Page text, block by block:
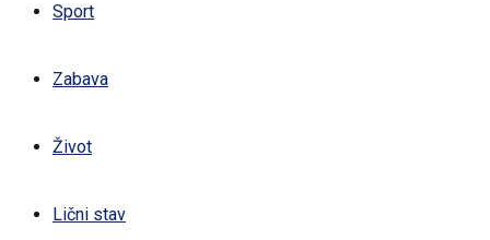
Sport
Zabava
Život
Lični stav